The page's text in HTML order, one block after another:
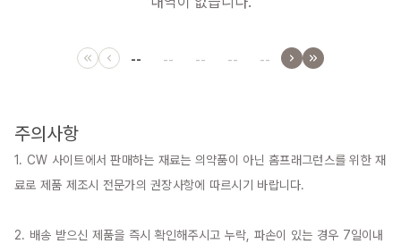
-- -- -- -- --
주의사항
1. CW 사이트에서 판매하는 재료는 의약품이 아닌 홈프래그런스를 위한 재
료로 제품 제조시 전문가의 권장사항에 따르시기 바랍니다.
2. 배송 받으신 제품을 즉시 확인해주시고 누락, 파손이 있는 경우 7일이내